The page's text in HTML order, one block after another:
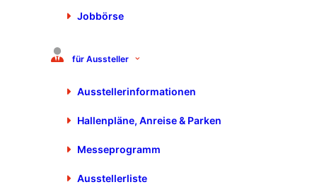
Jobbörse
für Aussteller
Ausstellerinformationen
Hallenpläne, Anreise & Parken
Messeprogramm
Ausstellerliste
DREISTERN GmbH & Co. KG
79650 Schopfheim
+49 7622 391-200
info@dreistern.com